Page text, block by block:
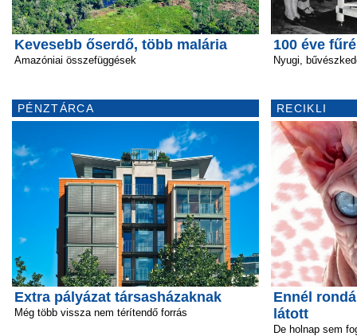
Kevesebb őserdő, több malária
Amazóniai összefüggések
PÉNZTÁRCA
Extra pályázat társasházaknak
Még több vissza nem térítendő forrás
100 éve
Nyugi,
RECIKLI
Ennél
látott
De holnap sem